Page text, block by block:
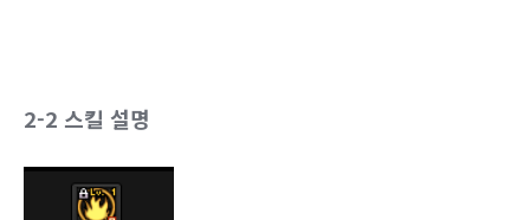
2-2 스킬 설명